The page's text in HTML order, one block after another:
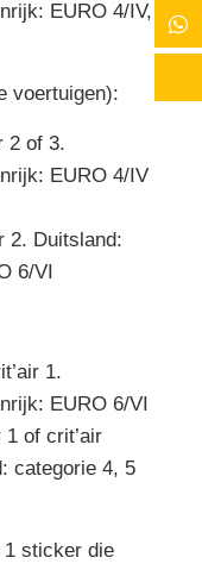
EURO 4/IV,
voertuigen):
2 of 3.
EURO 4/IV
2. Duitsland:
6/VI
1.
EURO 6/VI
of crit’air
categorie 4, 5
1 sticker die